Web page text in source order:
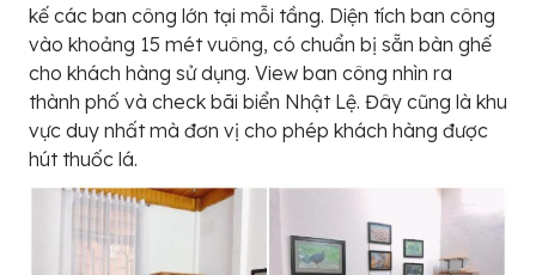
kế các ban công lớn tại mỗi tầng. Diện tích ban công
vào khoảng 15 mét vuông, có chuẩn bị sẵn bàn ghế
cho khách hàng sử dụng. View ban công nhìn ra
thành phố và check bãi biển Nhật Lệ. Đây cũng là khu
vực duy nhất mà đơn vị cho phép khách hàng được
hút thuốc lá.